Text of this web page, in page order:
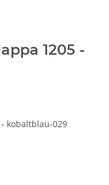
1205 -
kobaltblau-029